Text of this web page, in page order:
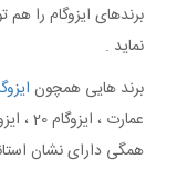
برندهای ایزوگام را
نماید .
برند هایی همچون
همگی دارای نشان